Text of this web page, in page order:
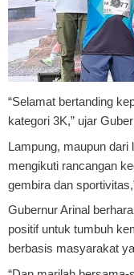
“Selamat bertanding
kategori 3K,” ujar
Lampung, maupun dari
mengikuti rancangan
gembira dan
Gubernur Arinal
positif untuk tumbuh
berbasis masyarakat